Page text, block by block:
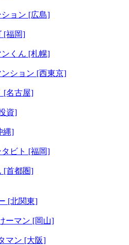
ョン [広島]
[福岡]
くん [札幌]
ション [西東京]
[名古屋]
資]
縄]
ビト [福岡]
[首都圏]
[北関東]
ーマン [岡山]
マン [大阪]